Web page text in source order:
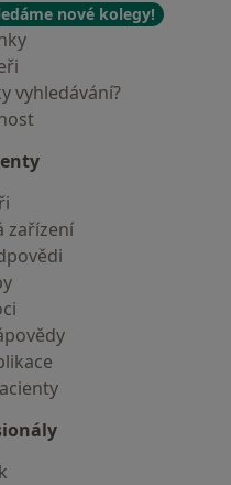
nové kolegy!
vyhledávání?
zařízení